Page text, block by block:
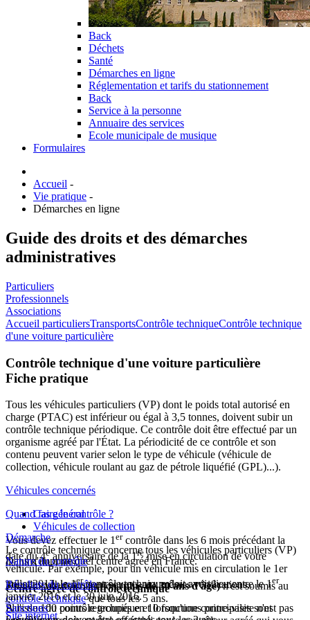
Back
Déchets
Santé
Démarches en ligne
Réglementation et tarifs du stationnement
Back
Service à la personne
Annuaire des services
Ecole municipale de musique
Formulaires
Accueil -
Vie pratique -
Démarches en ligne
Guide des droits et des démarches
administratives
Particuliers
Professionnels
Associations
Accueil particuliersTransportsContrôle techniqueContrôle technique
d'une voiture particulière
Contrôle technique d'une voiture particulière
Fiche pratique
Tous les véhicules particuliers (VP) dont le poids total autorisé en
charge (PTAC) est inférieur ou égal à 3,5 tonnes, doivent subir un
contrôle technique périodique. Ce contrôle doit être effectué par un
organisme agréé par l'État. La périodicité de ce contrôle et son
contenu peuvent varier selon le type de véhicule (véhicule de
collection, véhicule roulant au gaz de pétrole liquéfié (GPL)...).
Véhicules concernés
Cas général
Véhicules de collection
Le contrôle technique concerne tous les véhicules particuliers (VP)
de plus de 4 ans.
Un véhicule de collection(plus de 30 ans d'âge)n'est soumis au
contrôle techniqueque tous les 5 ans.
Quand faire le contrôle ?
Vous devez effectuer le 1ercontrôle dans les 6 mois précédant la
date du 4eanniversaire de la 1re mise en circulation de votre
véhicule. Par exemple, pour un véhicule mis en circulation le 1er
juillet 2012, le 1ercontrôle technique doit avoir lieu entre le 1er
janvier 2016 et le 30 juin 2016.
Démarche
Dans n'importe quel centre agréé en France.
Centre agréé de contrôle technique
Site internet
Nature du contrôle
Tous les véhicules sont soumis aux mêmes vérifications.
Plus de 100 points regroupés en 10 fonctions principales sont
Résultats du contrôle
À l'issue du contrôle technique et lorsqu'une contre-visite n'est pas
Sanctions